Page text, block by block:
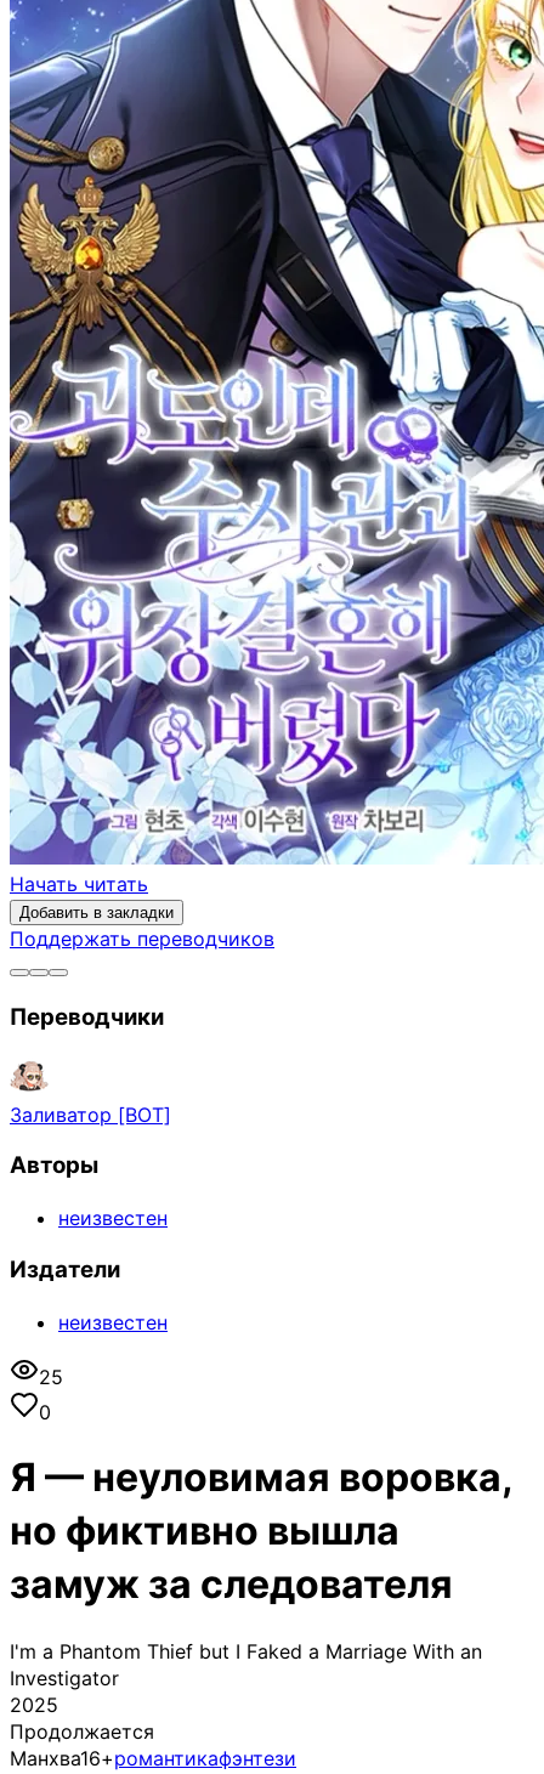
Начать читать
Добавить в закладки
Поддержать переводчиков
Переводчики
Заливатор [BOT]
Авторы
неизвестен
Издатели
неизвестен
25
0
Я — неуловимая воровка,
но фиктивно вышла
замуж за следователя
I'm a Phantom Thief but I Faked a Marriage With an
Investigator
2025
Продолжается
Манхва16+романтикафэнтези